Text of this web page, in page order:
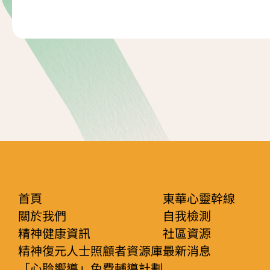
首頁
關於我們
精神健康資訊
精神復元人士照顧者資源庫
東華心靈幹線
自我檢測
社區資源
最新消息